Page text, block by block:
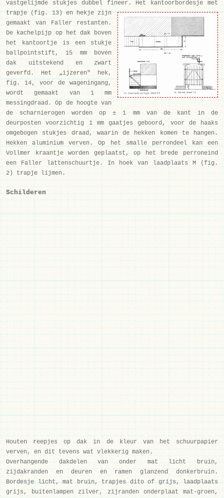
vastgelijmde stukjes dubbel fineer. Het kantoorbordesje met
trapje (fig. 13) enhekje zijn
gemaakt van Faller restanten.
De kachelpijp op het dak boven
het kantoortje is een stukje
ballpointstift, 15 mm boven
dak uitstekend en zwart
geverfd. Het „ijzeren" hek,
fig. 14, voor de wageningang,
wordt gemaakt van 1 mm
messingdraad. Op de hoogte van
de scharnierogen worden op ± 1 mm van de kant in de
deurposten voorzichtig 1 mm gaatjes geboord, voor de haaks
omgebogen stukjes draad, waarin de hekken komen te hangen.
Hekken aluminium verven. Op het smalle perrondeel kan een
Vollmer kraantje worden geplaatst, op het brede perroneind
een Faller lattenschuurtje. In hoek van laadplaats M (fig.
2) trapje lijmen.
Schilderen
Houten reepjes op dak in de kleur van het schuurpapier
verven, en dit tevens wat vlekkerig maken.
Overhangende dakdelen van onder mat licht bruin,
zijdakranden en deuren en ramen glanzend donkerbruin.
Bordesje licht, mat bruin, trapjes dito of grijs, laadplaats
grijs, buitenlampen zilver, zijranden onderplaat mat-groen,